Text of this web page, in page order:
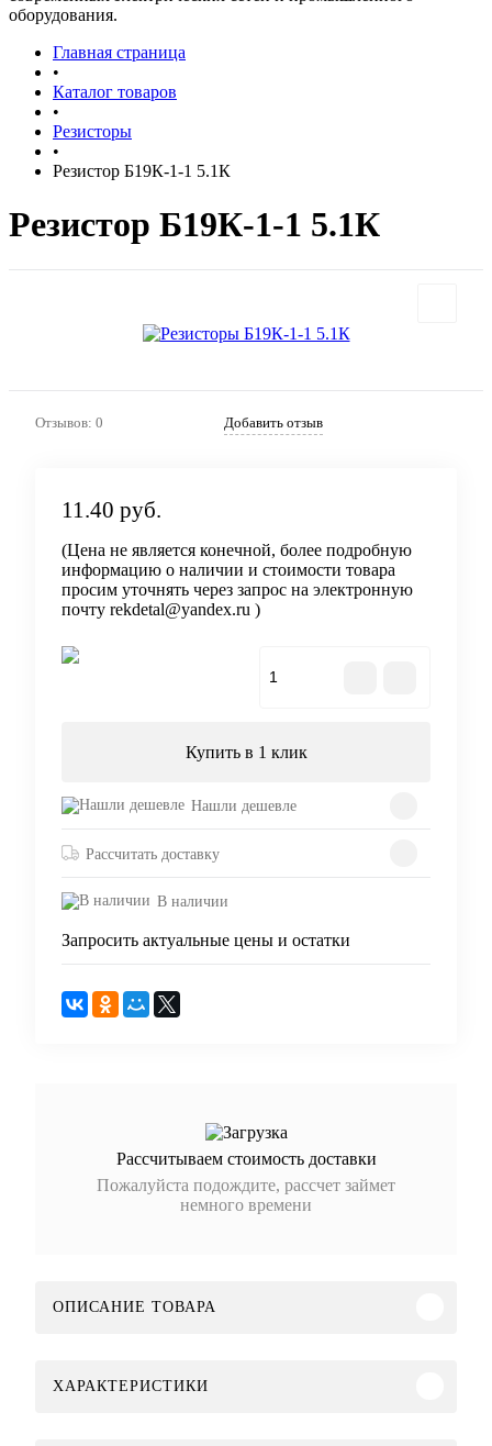
оборудования.
Главная страница
•
Каталог товаров
•
Резисторы
•
Резистор Б19К-1-1 5.1К
Резистор Б19К-1-1 5.1К
Отзывов: 0 Добавить отзыв
11.40 руб.
(Цена не является конечной, более подробную
информацию о наличии и стоимости товара
просим уточнять через запрос на электронную
почту rekdetal@yandex.ru )
Купить в 1 клик
Нашли дешевле
Рассчитать доставку
В наличии
Запросить актуальные цены и остатки
Рассчитываем стоимость доставки
Пожалуйста подождите, рассчет займет
немного времени
ОПИСАНИЕ ТОВАРА
ХАРАКТЕРИСТИКИ